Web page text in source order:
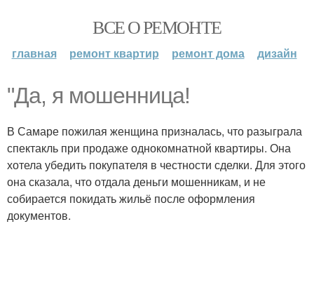
ВСЕ О РЕМОНТЕ
главная ремонт квартир ремонт дома дизайн
"Да, я мошенница!
В Самаре пожилая женщина призналась, что разыграла
спектакль при продаже однокомнатной квартиры. Она
хотела убедить покупателя в честности сделки. Для этого
она сказала, что отдала деньги мошенникам, и не
собирается покидать жильё после оформления
документов.